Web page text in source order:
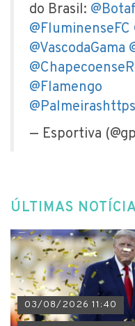
do Brasil:
@FluminenseFC
@VascodaGama
@Flamengo
@Palmeiras
— Esportiva
ÚLTIMAS
03/08/2026 11:40